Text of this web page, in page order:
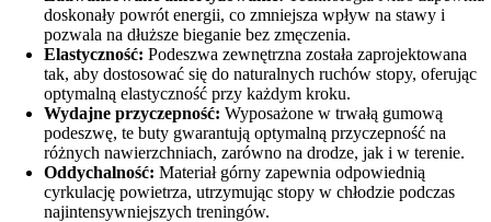
doskonały powrót energii, co zmniejsza wpływ na stawy i
pozwala na dłuższe bieganie bez zmęczenia.
Elastyczność: Podeszwa zewnętrzna została zaprojektowana
tak, aby dostosować się do naturalnych ruchów stopy, oferując
optymalną elastyczność przy każdym kroku.
Wydajne przyczepność: Wyposażone w trwałą gumową
podeszwę, te buty gwarantują optymalną przyczepność na
różnych nawierzchniach, zarówno na drodze, jak i w terenie.
Oddychalność: Materiał górny zapewnia odpowiednią
cyrkulację powietrza, utrzymując stopy w chłodzie podczas
najintensywniejszych treningów.